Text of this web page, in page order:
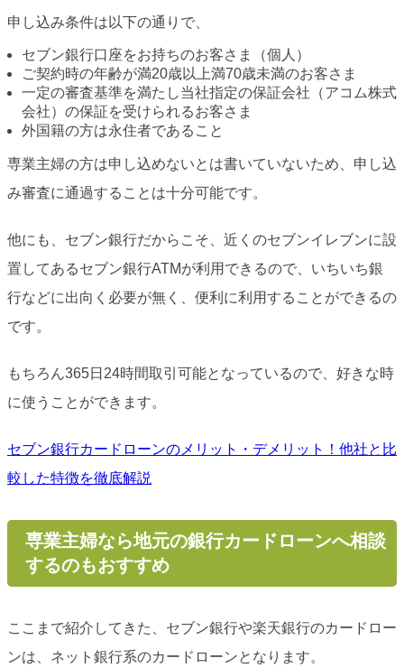
申し込み条件は以下の通りで、
セブン銀行口座をお持ちのお客さま（個人）
ご契約時の年齢が満20歳以上満70歳未満のお客さま
一定の審査基準を満たし当社指定の保証会社（アコム株式
会社）の保証を受けられるお客さま
外国籍の方は永住者であること
専業主婦の方は申し込めないとは書いていないため、申し込
み審査に通過することは十分可能です。
他にも、セブン銀行だからこそ、近くのセブンイレブンに設
置してあるセブン銀行ATMが利用できるので、いちいち銀
行などに出向く必要が無く、便利に利用することができるの
です。
もちろん365日24時間取引可能となっているので、好きな時
に使うことができます。
セブン銀行カードローンのメリット・デメリット！他社と比
較した特徴を徹底解説
専業主婦なら地元の銀行カードローンへ相談
するのもおすすめ
ここまで紹介してきた、セブン銀行や楽天銀行のカードロー
ンは、ネット銀行系のカードローンとなります。